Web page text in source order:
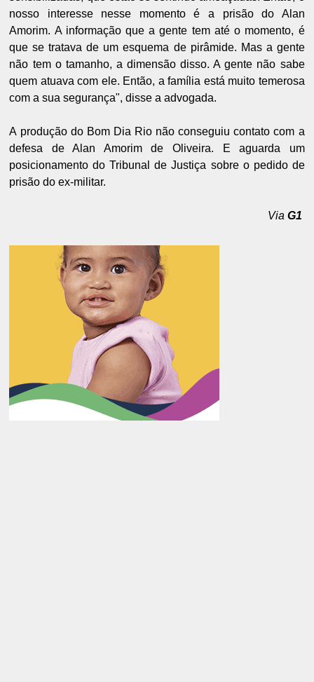
nosso interesse nesse momento é a prisão do Alan
Amorim. A informação que a gente tem até o momento, é
que se tratava de um esquema de pirâmide. Mas a gente
não tem o tamanho, a dimensão disso. A gente não sabe
quem atuava com ele. Então, a família está muito temerosa
com a sua segurança", disse a advogada.
A produção do Bom Dia Rio não conseguiu contato com a
defesa de Alan Amorim de Oliveira. E aguarda um
posicionamento do Tribunal de Justiça sobre o pedido de
prisão do ex-militar.
Via G1